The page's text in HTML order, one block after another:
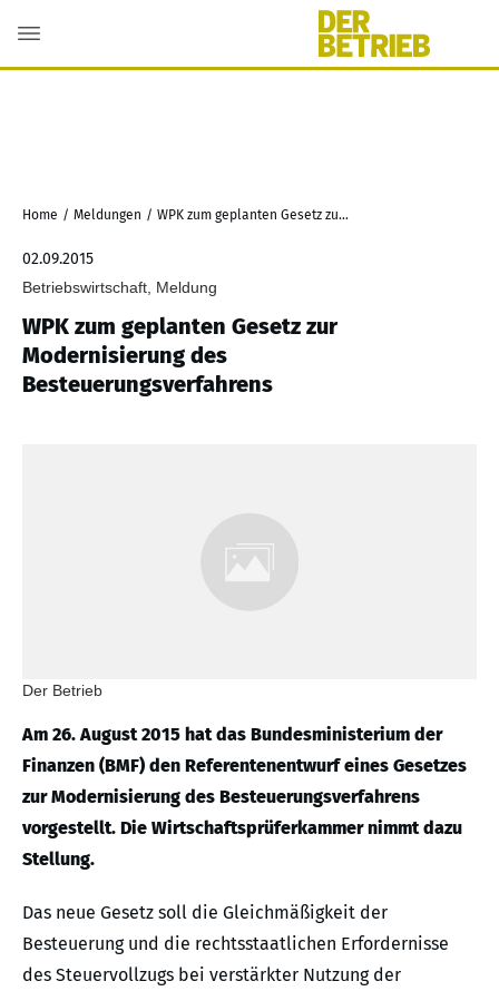
Home / Meldungen / WPK zum geplanten Gesetz zur Modernisierung des Besteuerungsverfahrens
02.09.2015
Betriebswirtschaft, Meldung
WPK zum geplanten Gesetz zur
Modernisierung des
Besteuerungsverfahrens
Der Betrieb
Am 26. August 2015 hat das Bundesministerium der
Finanzen (BMF) den Referentenentwurf eines Gesetzes
zur Modernisierung des Besteuerungsverfahrens
vorgestellt. Die Wirtschaftsprüferkammer nimmt dazu
Stellung.
Das neue Gesetz soll die Gleichmäßigkeit der
Besteuerung und die rechtsstaatlichen Erfordernisse
des Steuervollzugs bei verstärkter Nutzung der